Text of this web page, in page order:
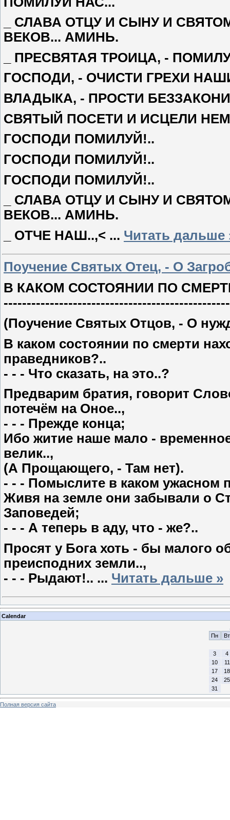
_ СЛАВА ОТЦУ И СЫНУ И
ВЕКОВ... АМИНЬ.
_ ПРЕСВЯТАЯ ТРОИЦА, -
ГОСПОДИ, - ОЧИСТИ ГРЕХИ
ВЛАДЫКА, - ПРОСТИ
СВЯТЫЙ ПОСЕТИ И ИСЦЕЛИ
ГОСПОДИ ПОМИЛУЙ!..
ГОСПОДИ ПОМИЛУЙ!..
ГОСПОДИ ПОМИЛУЙ!..
_ СЛАВА ОТЦУ И СЫНУ И
ВЕКОВ... АМИНЬ.
_ ОТЧЕ НАШ..,< ... Читать дальше
Поучение Святых Отец, - О
В КАКОМ СОСТОЯНИИ ПО
(Поучение Святых Отцов, - О
В каком состоянии по смерти
праведников?..
- - - Что сказать, на это..?
Предварим братия, говорит
потечём на Оное..,
- - - Прежде конца;
Ибо житие наше мало -
велик..,
(А Прощающего, - Там нет).
- - - Помыслите в каком ужасном
Живя на земле они забывали о
Заповедей;
- - - А теперь в аду, что - же?..
Просят у Бога хоть - бы малого
преисподних земли..,
- - - Рыдают!.. ... Читать дальше »
Calendar
Пн
Вт
3
4
10
11
17
18
24
25
31
Полная версия сайта